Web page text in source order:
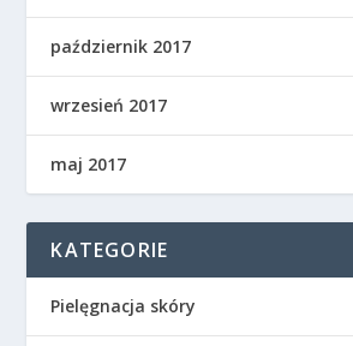
październik 2017
wrzesień 2017
maj 2017
KATEGORIE
Pielęgnacja skóry